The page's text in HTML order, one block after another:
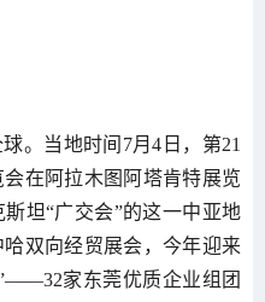
。当地时间7月4日，第21
在阿拉木图阿塔肯特展览
坦“广交会”的这一中亚地
双向经贸展会，今年迎来
家东莞优质企业组团